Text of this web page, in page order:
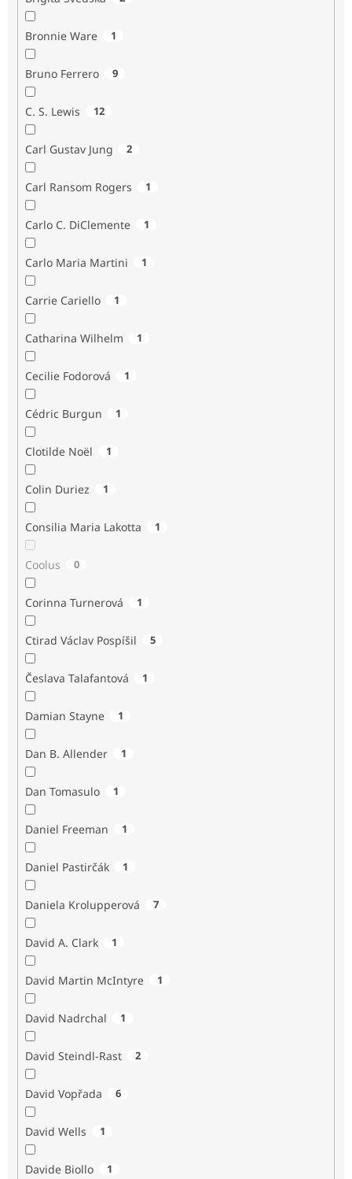
Bronnie Ware 1
Bruno Ferrero 9
C. S. Lewis 12
Carl Gustav Jung 2
Carl Ransom Rogers 1
Carlo C. DiClemente 1
Carlo Maria Martini 1
Carrie Cariello 1
Catharina Wilhelm 1
Cecilie Fodorová 1
Cédric Burgun 1
Clotilde Noël 1
Colin Duriez 1
Consilia Maria Lakotta 1
Coolus 0
Corinna Turnerová 1
Ctirad Václav Pospíšil 5
Česlava Talafantová 1
Damian Stayne 1
Dan B. Allender 1
Dan Tomasulo 1
Daniel Freeman 1
Daniel Pastirčák 1
Daniela Krolupperová 7
David A. Clark 1
David Martin McIntyre 1
David Nadrchal 1
David Steindl-Rast 2
David Vopřada 6
David Wells 1
Davide Biollo 1